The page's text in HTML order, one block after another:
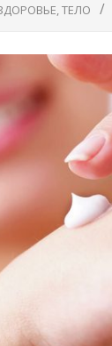
,ТЕЛО